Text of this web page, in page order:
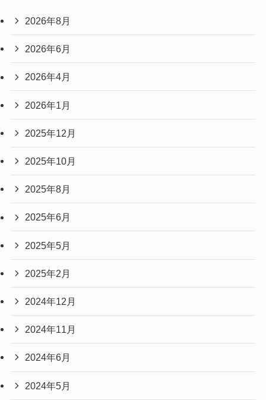
2026年8月
2026年6月
2026年4月
2026年1月
2025年12月
2025年10月
2025年8月
2025年6月
2025年5月
2025年2月
2024年12月
2024年11月
2024年6月
2024年5月